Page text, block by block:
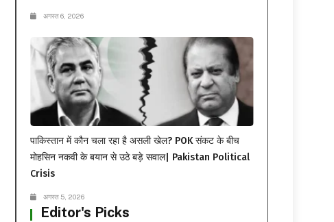
अगस्त 6, 2026
पाकिस्तान में कौन चला रहा है असली खेल? POK संकट के बीच
मोहसिन नकवी के बयान से उठे बड़े सवाल| Pakistan Political
Crisis
अगस्त 5, 2026
Editor's Picks